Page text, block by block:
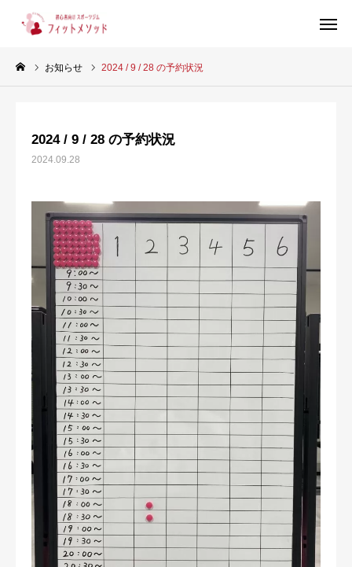
お知らせ 2024 / 9 / 28 の予約状況
2024 / 9 / 28 の予約状況
2024.09.28
当ジムについて
スタッフ紹介
お客様の声
店舗情報
お問い合わせ・ご予約
会則等
お知らせ